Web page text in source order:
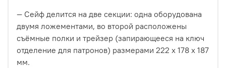
— Сейф делится на две секции: одна оборудована
двумя ложементами, во второй расположены
съёмные полки и трейзер (запирающееся на ключ
отделение для патронов) размерами 222 x 178 x 187
мм.